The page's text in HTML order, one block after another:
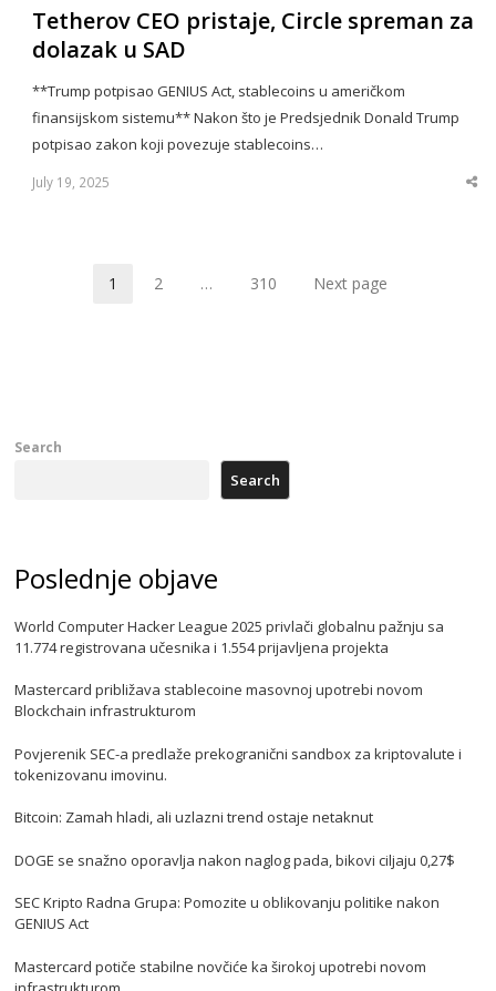
Tetherov CEO pristaje, Circle spreman za
dolazak u SAD
**Trump potpisao GENIUS Act, stablecoins u američkom
finansijskom sistemu** Nakon što je Predsjednik Donald Trump
potpisao zakon koji povezuje stablecoins…
July 19, 2025
Page
1 Page
2 … Page
310 Next page
Search
Search
Poslednje objave
World Computer Hacker League 2025 privlači globalnu pažnju sa
11.774 registrovana učesnika i 1.554 prijavljena projekta
Mastercard približava stablecoine masovnoj upotrebi novom
Blockchain infrastrukturom
Povjerenik SEC-a predlaže prekogranični sandbox za kriptovalute i
tokenizovanu imovinu.
Bitcoin: Zamah hladi, ali uzlazni trend ostaje netaknut
DOGE se snažno oporavlja nakon naglog pada, bikovi ciljaju 0,27$
SEC Kripto Radna Grupa: Pomozite u oblikovanju politike nakon
GENIUS Act
Mastercard potiče stabilne novčiće ka širokoj upotrebi novom